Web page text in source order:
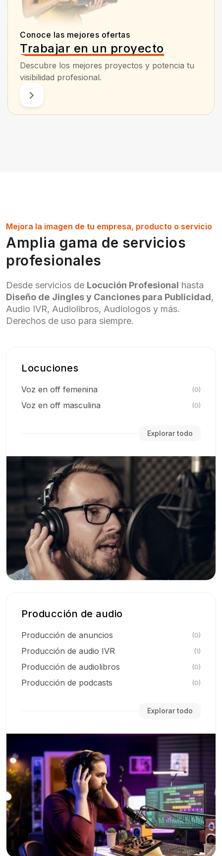
Conoce las mejores ofertas
Trabajar en un proyecto
Descubre los mejores proyectos y potencia tu
visibilidad profesional.
Mejora la imagen de tu empresa, producto o servicio
Amplia gama de servicios
profesionales
Desde servicios de Locución Profesional hasta
Diseño de Jingles y Canciones para Publicidad,
Audio IVR, Audiolibros, Audiologos y más.
Derechos de uso para siempre.
Locuciones
Voz en off femenina (0)
Voz en off masculina (0)
Explorar todo
Producción de audio
Producción de anuncios (0)
Producción de audio IVR (1)
Producción de audiolibros (0)
Producción de podcasts (0)
Explorar todo